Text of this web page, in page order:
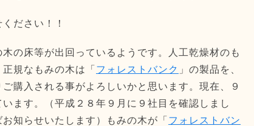
ださい！！
の床等が出回っているようです。人工乾燥材のも
規なもみの木は「 フォレストバンク 」の製品を、
ご購入される事がよろしいかと思います。現在、９
ます。（平成２８年９月に９社目を確認しまし
知らせいたします）もみの木が「 フォレストバン